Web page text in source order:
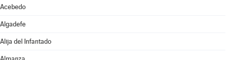
Acebedo
Algadefe
Alija del Infantado